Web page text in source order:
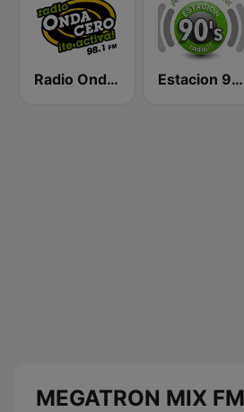
Radio Onda Cero Estacion 90s radio
MEGATRON MIX